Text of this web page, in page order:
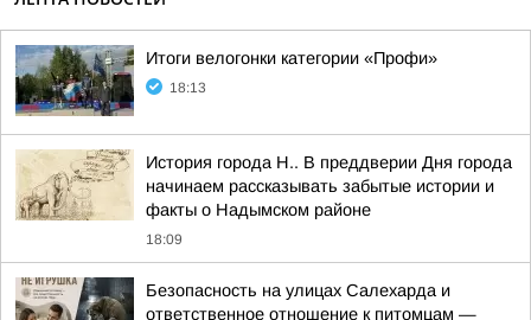
Итоги велогонки категории «Профи»
18:13
История города Н.. В преддверии Дня города
начинаем рассказывать забытые истории и
факты о Надымском районе
18:09
Безопасность на улицах Салехарда и
ответственное отношение к питомцам —